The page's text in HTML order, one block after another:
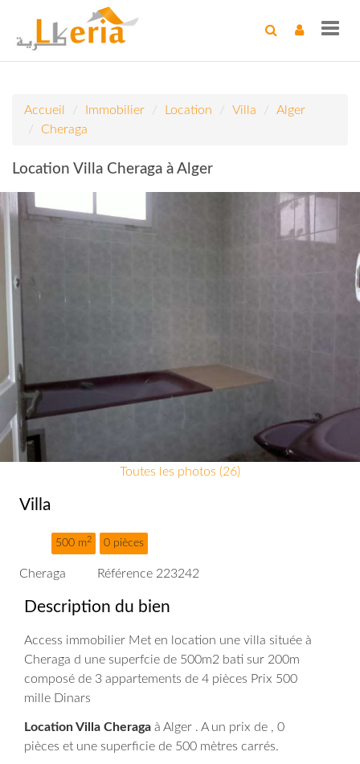
Accueil Immobilier Location Villa
Alger
Cheraga
Location Villa Cheraga à Alger
Toutes les photos (26)
Villa
500 m2 0 pièces
Cheraga Référence 223242
Description du bien
Access immobilier Met en location une villa située à
Cheraga d une superfcie de 500m2 bati sur 200m
composé de 3 appartements de 4 pièces Prix 500
mille Dinars
Location Villa Cheraga à Alger . A un prix de , 0
pièces et une superficie de 500 mètres carrés.